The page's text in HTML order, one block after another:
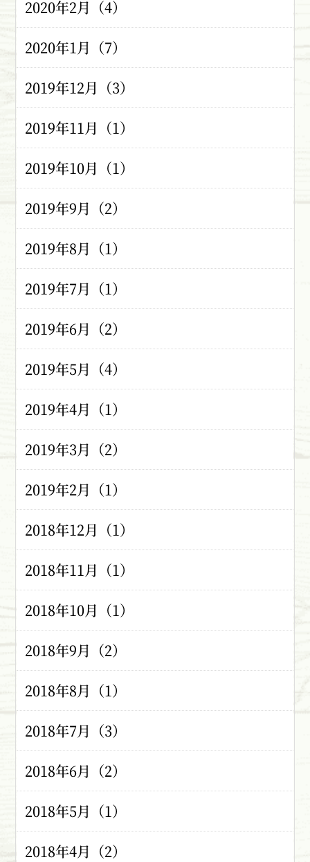
2020年2月（4）
2020年1月（7）
2019年12月（3）
2019年11月（1）
2019年10月（1）
2019年9月（2）
2019年8月（1）
2019年7月（1）
2019年6月（2）
2019年5月（4）
2019年4月（1）
2019年3月（2）
2019年2月（1）
2018年12月（1）
2018年11月（1）
2018年10月（1）
2018年9月（2）
2018年8月（1）
2018年7月（3）
2018年6月（2）
2018年5月（1）
2018年4月（2）